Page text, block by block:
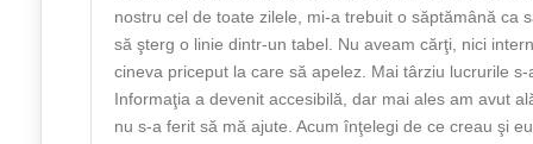
nostru cel de toate zilele, mi-a trebuit o săptămână ca
să şterg o linie dintr-un tabel. Nu aveam cărţi, nici
cineva priceput la care să apelez. Mai târziu lucrurile s-
Informaţia a devenit accesibilă, dar mai ales am avut
nu s-a ferit să mă ajute. Acum înţelegi de ce creau şi